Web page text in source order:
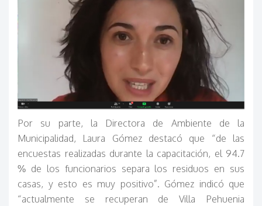
Por su parte, la Directora de Ambiente de la
Municipalidad, Laura Gómez destacó que “de las
encuestas realizadas durante la capacitación, el 94.7
% de los funcionarios separa los residuos en sus
casas, y esto es muy positivo”. Gómez indicó que
“actualmente se recuperan de Villa Pehuenia